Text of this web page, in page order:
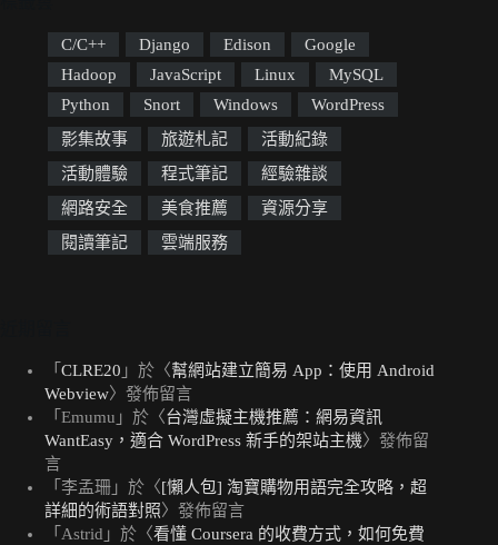
C/C++ Django Edison
Google
Hadoop
JavaScript Linux
MySQL
Python
Snort Windows
WordPress
影集故事
旅遊札記
活動紀錄
活動體驗
程式筆記
經驗雜談
網路安全
美食推薦
資源分享
閱讀筆記
雲端服務
「 CLRE20 」於〈幫網站建立簡易 App：使用 Android
Webview〉發佈留言
「 Emumu 」於〈台灣虛擬主機推薦：網易資訊
WantEasy，適合 WordPress 新手的架站主機〉發佈留
言
「 李孟珊 」於〈[懶人包] 淘寶購物用語完全攻略，超
詳細的術語對照〉發佈留言
「 Astrid 」於〈看懂 Coursera 的收費方式，如何免費